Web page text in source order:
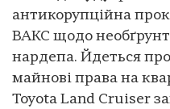
антикорупційна
ВАКС щодо
нардепа. Йдеться
майнові права на
Toyota Land Cruiser